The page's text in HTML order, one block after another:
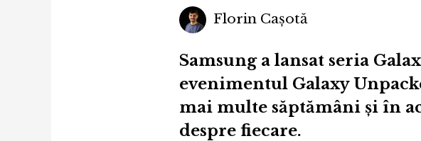
Florin Cașotă
Samsung a lansat seria
evenimentul Galaxy
mai multe săptămâni și în
despre fiecare.